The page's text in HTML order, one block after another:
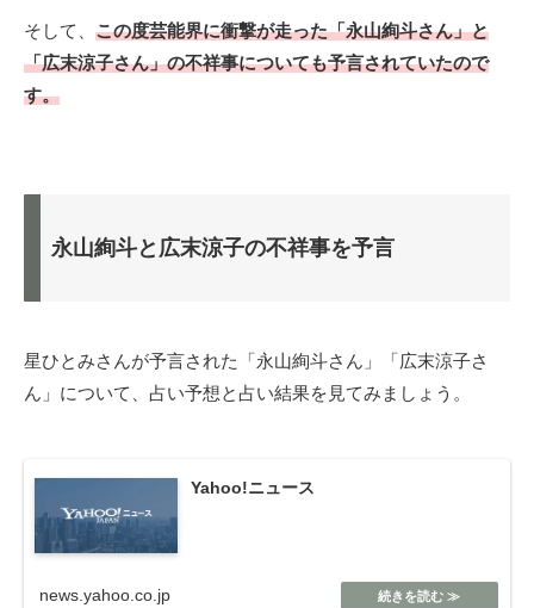
そして、 この度芸能界に衝撃が走った「永山絢斗さん」と
「広末涼子さん」の不祥事についても予言されていたので
す。
永山絢斗と広末涼子の不祥事を予言
星ひとみさんが予言された「永山絢斗さん」「広末涼子さ
ん」について、占い予想と占い結果を見てみましょう。
Yahoo!ニュース
news.yahoo.co.jp